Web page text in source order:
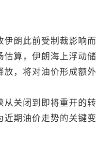
伊朗此前受制裁影响
估算，伊朗海上浮动
放，将对油价形成额
从关闭到即将重开的
近期油价走势的关键